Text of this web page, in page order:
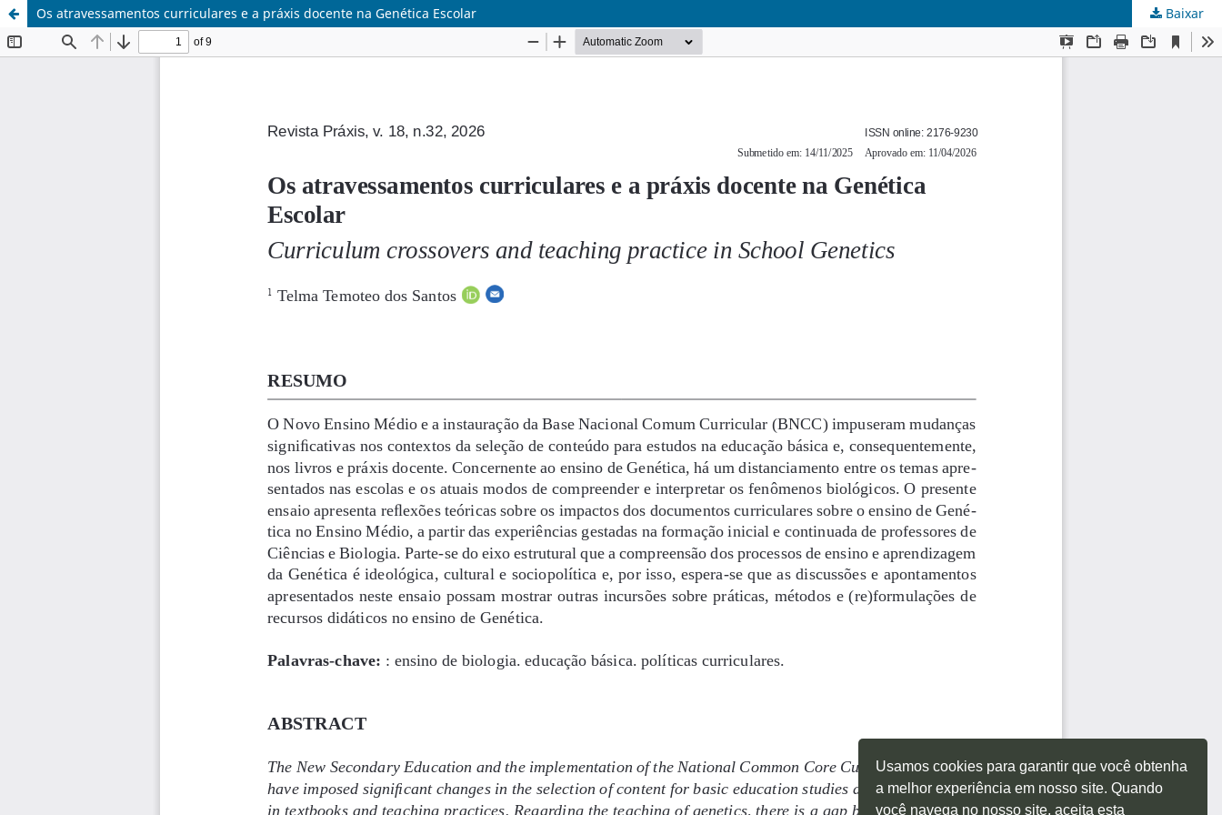
Usamos cookies para garantir que você obtenha
a melhor experiência em nosso site. Quando
você navega no nosso site, aceita esta
Os atravessamentos curriculares e a práxis docente na Genética Escolar Baixar